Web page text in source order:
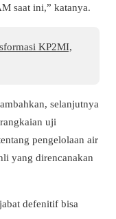
saat ini,” katanya.
KP2MI,
selanjutnya
uji
pengelolaan air
yang direncanakan
defenitif bisa